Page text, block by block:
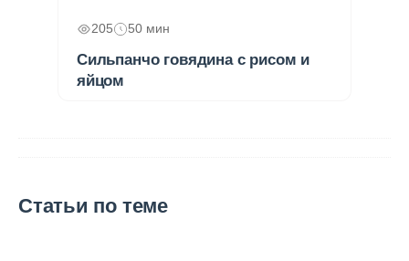
205 50 мин
Сильпанчо говядина с рисом и
яйцом
Статьи по теме